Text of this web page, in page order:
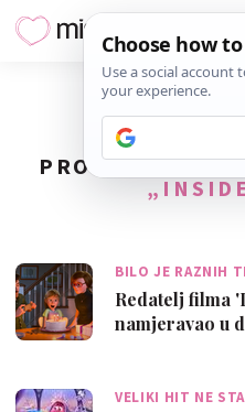
PRONAĐENO2
BILO JE RAZNIH
Redatelj filma
namjeravao u
VELIKI HIT NE